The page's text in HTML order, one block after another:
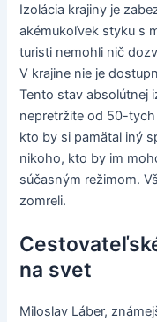
Izolácia krajiny je
akémukoľvek styku s
turisti nemohli nič
V krajine nie je
Tento stav absolútnej
nepretržite od 50-
kto by si pamätal iný
nikoho, kto by im
súčasným režimom.
zomreli.
na svet
Miloslav Láber,